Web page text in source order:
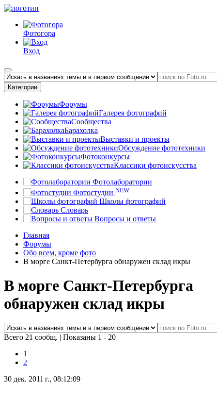
Фотогора
Вход
Категории
Форумы
Галерея фотографий
Сообщества
Барахолка
Выставки и проекты
Обсуждение фототехники
Фотоконкурсы
Классики фотоискусства
Фотолаборатории
Фотостудии NEW
Школы фотографий
Словарь
Вопросы и ответы
Главная
Форумы
Обо всем, кроме фото
В морге Санкт-Петербурга обнаружен склад икры
В морге Санкт-Петербурга
обнаружен склад икры
Всего 21 сообщ. | Показаны 1 - 20
1
2
30 дек. 2011 г., 08:12:09